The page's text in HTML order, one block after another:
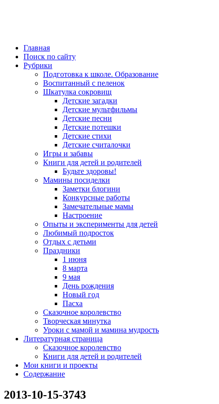
Главная
Поиск по сайту
Рубрики
Подготовка к школе. Образование
Воспитанный с пеленок
Шкатулка сокровищ
Детские загадки
Детские мультфильмы
Детские песни
Детские потешки
Детские стихи
Детские считалочки
Игры и забавы
Книги для детей и родителей
Будьте здоровы!
Мамины посиделки
Заметки блогини
Конкурсные работы
Замечательные мамы
Настроение
Опыты и эксперименты для детей
Любимый подросток
Отдых с детьми
Праздники
1 июня
8 марта
9 мая
День рождения
Новый год
Пасха
Сказочное королевство
Творческая минутка
Уроки с мамой и мамина мудрость
Литературная страница
Сказочное королевство
Книги для детей и родителей
Мои книги и проекты
Содержание
2013-10-15-3743